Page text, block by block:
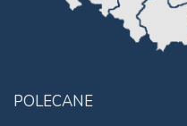
POLECANE